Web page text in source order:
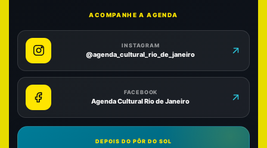
ACOMPANHE A AGENDA
INSTAGRAM
@agenda_cultural_rio_de_janeiro
FACEBOOK
Agenda Cultural Rio de Janeiro
DEPOIS DO PÔR DO SOL